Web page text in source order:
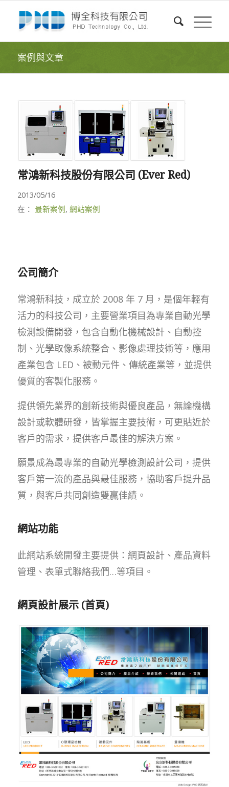
案例與文章
常鴻新科技股份有限公司 (Ever Red)
2013/05/16
在： 最新案例, 網站案例
公司簡介
常鴻新科技，成立於 2008 年 7 月，是個年輕有
活力的科技公司，主要營業項目為專業自動光學
檢測設備開發，包含自動化機械設計、自動控
制、光學取像系統整合、影像處理技術等，應用
產業包含 LED、被動元件、傳統產業等，並提供
優質的客製化服務。
提供領先業界的創新技術與優良產品，無論機構
設計或軟體研發，皆掌握主要技術，可更貼近於
客戶的需求，提供客戶最佳的解決方案。
願景成為最專業的自動光學檢測設計公司，提供
客戶第一流的產品與最佳服務，協助客戶提升品
質，與客戶共同創造雙贏佳績。
網站功能
此網站系統開發主要提供：網頁設計、產品資料
管理、表單式聯絡我們…等項目。
網頁設計展示 (首頁)